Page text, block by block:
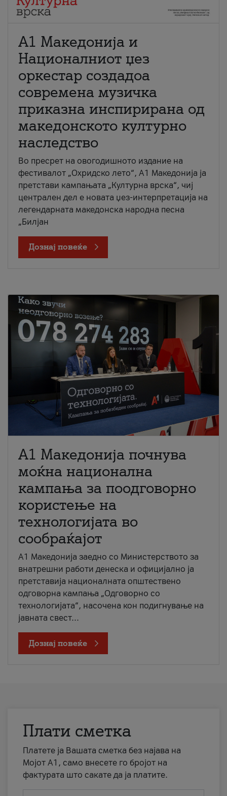
А1 Македонија и
Националниот џез
оркестар создадоа
современа музичка
приказна инспирирана од
македонското културно
наследство
Во пресрет на овогодишното издание на
фестивалот „Охридско лето“, А1 Македонија ја
претстави кампањата „Културна врска“, чиј
централен дел е новата џез-интерпретација на
легендарната македонска народна песна
„Билјан
Дознај повеќе
A1 Македонија почнува
моќна национална
кампања за поодговорно
користење на
технологијата во
сообраќајот
A1 Македонија заедно со Министерството за
внатрешни работи денеска и официјално ја
претставија националната општествено
одговорна кампања „Одговорно со
технологијата“, насочена кон подигнување на
јавната свест...
Дознај повеќе
Плати сметка
Платете ја Вашата сметка без најава на
Мојот А1, само внесете го бројот на
фактурата што сакате да ја платите.